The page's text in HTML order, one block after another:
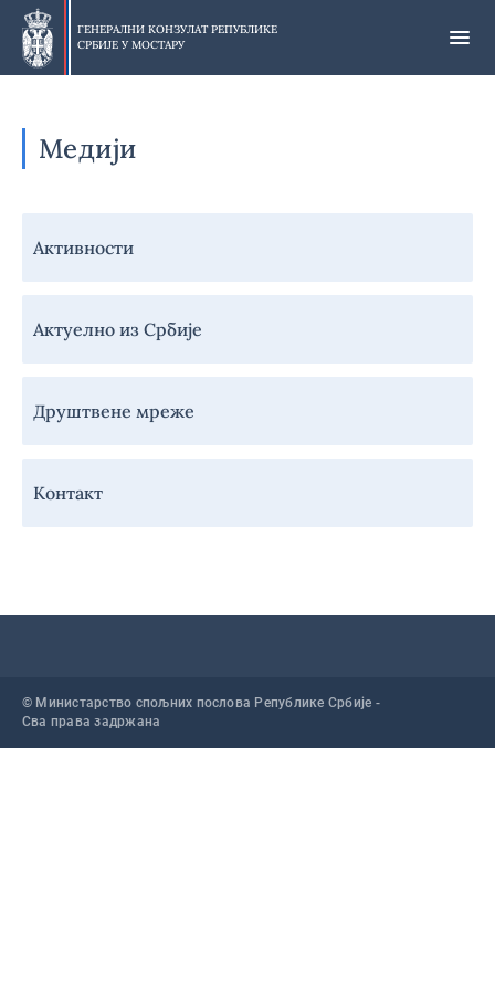
Прескочи
главни
део
ГЕНЕРАЛНИ КОНЗУЛАТ РЕПУБЛИКЕ
СРБИЈЕ У МОСТАРУ
Медији
Активности
Актуелно из Србије
Друштвене мреже
Контакт
© Министарство спољних послова Републике Србије -
Сва права задржана